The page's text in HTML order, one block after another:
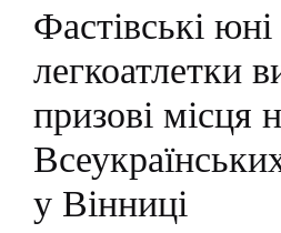
S
T
D
I
Фастівські юні
легкоатлетки
призові місця
у Вінниці